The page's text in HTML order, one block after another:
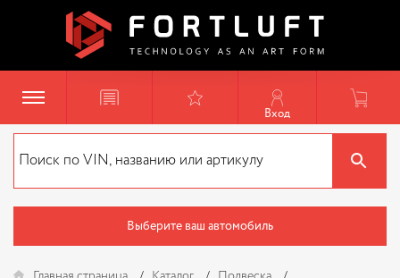
Вход
Выберите ваш автомобиль